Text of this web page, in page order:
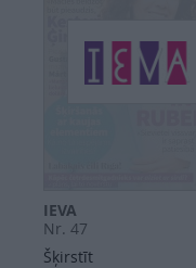
IEVA
Nr. 47
Šķirstīt